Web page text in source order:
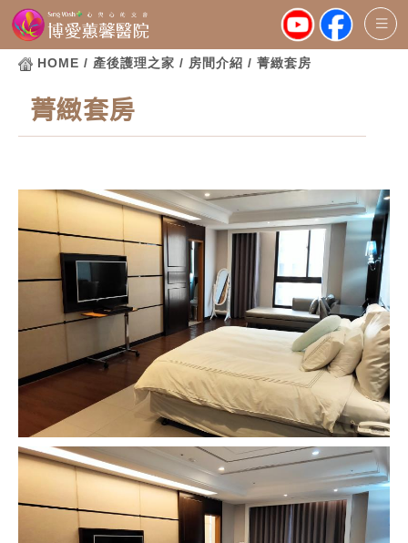
HOME / 產後護理之家 / 房間介紹 / 菁緻套房
菁緻套房